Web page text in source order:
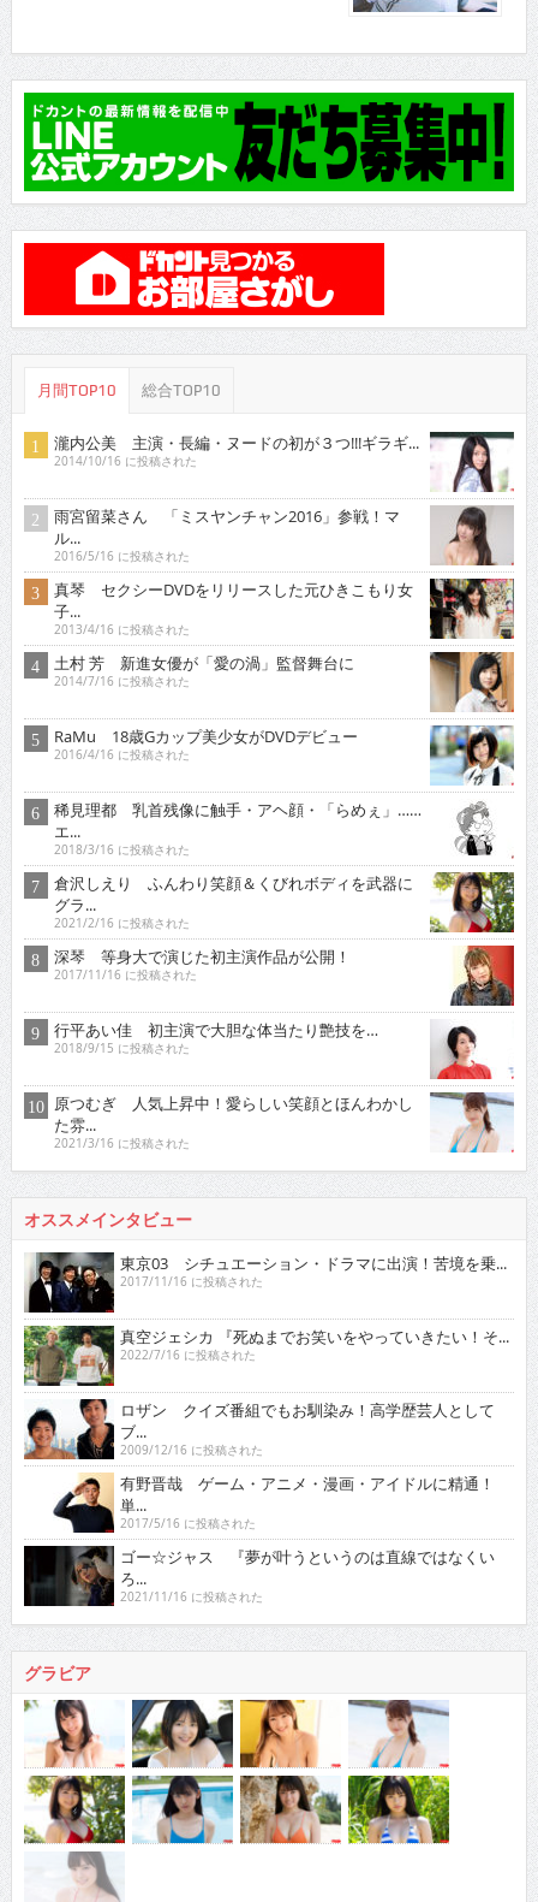
月間TOP10 総合TOP10
瀧内公美 主演・長編・ヌードの初が３つ!!!ギラギ...
2014/10/16 に投稿された
雨宮留菜さん 「ミスヤンチャン2016」参戦！マ
ル...
2016/5/16 に投稿された
真琴 セクシーDVDをリリースした元ひきこもり女
子...
2013/4/16 に投稿された
土村 芳 新進女優が「愛の渦」監督舞台に
2014/7/16 に投稿された
RaMu 18歳Gカップ美少女がDVDデビュー
2016/4/16 に投稿された
稀見理都 乳首残像に触手・アヘ顔・「らめぇ」……
エ...
2018/3/16 に投稿された
倉沢しえり ふんわり笑顔＆くびれボディを武器に
グラ...
2021/2/16 に投稿された
深琴 等身大で演じた初主演作品が公開！
2017/11/16 に投稿された
行平あい佳 初主演で大胆な体当たり艶技を…
2018/9/15 に投稿された
原つむぎ 人気上昇中！愛らしい笑顔とほんわかし
た雰...
2021/3/16 に投稿された
オススメインタビュー
東京03 シチュエーション・ドラマに出演！苦境を乗...
2017/11/16 に投稿された
真空ジェシカ 『死ぬまでお笑いをやっていきたい！そ...
2022/7/16 に投稿された
ロザン クイズ番組でもお馴染み！高学歴芸人として
ブ...
2009/12/16 に投稿された
有野晋哉 ゲーム・アニメ・漫画・アイドルに精通！
単...
2017/5/16 に投稿された
ゴー☆ジャス 『夢が叶うというのは直線ではなくい
ろ...
2021/11/16 に投稿された
グラビア